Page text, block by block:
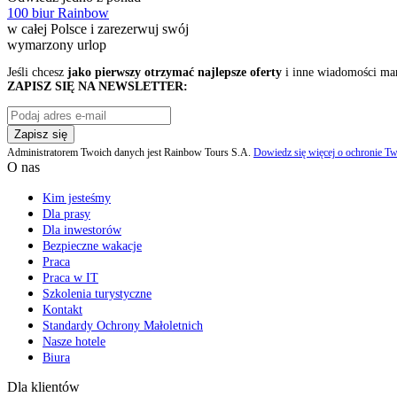
100 biur Rainbow
w całej Polsce i zarezerwuj swój
wymarzony urlop
Jeśli chcesz jako pierwszy otrzymać najlepsze oferty i inne wiadomości
ZAPISZ SIĘ NA NEWSLETTER:
Zapisz się
Administratorem Twoich danych jest Rainbow Tours S.A. Dowiedz się więcej o ochronie
O nas
Kim jesteśmy
Dla prasy
Dla inwestorów
Bezpieczne wakacje
Praca
Praca w IT
Szkolenia turystyczne
Kontakt
Standardy Ochrony Małoletnich
Nasze hotele
Biura
Dla klientów